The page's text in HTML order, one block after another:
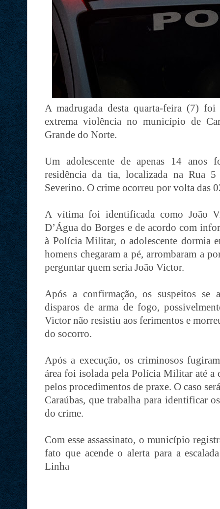
A madrugada desta quarta-feira (7)
extrema violência no município de
Grande do Norte.
Um adolescente de apenas 14 anos
residência da tia, localizada na Rua
Severino. O crime ocorreu por volta das
A vítima foi identificada como João
D’Água do Borges e de acordo com
à Polícia Militar, o adolescente dormia
homens chegaram a pé, arrombaram a
perguntar quem seria João Victor.
Após a confirmação, os suspeitos se
disparos de arma de fogo,
Victor não resistiu aos ferimentos e
do socorro.
Após a execução, os criminosos
área foi isolada pela Polícia Militar até a
pelos procedimentos de praxe. O caso
Caraúbas, que trabalha para identificar
do crime.
Com esse assassinato, o município
fato que acende o alerta para a
Linha